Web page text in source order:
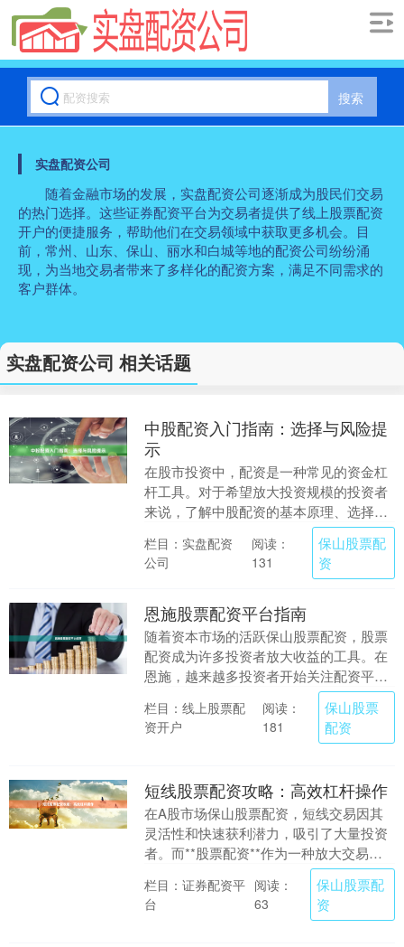
搜索
实盘配资公司
随着金融市场的发展，实盘配资公司逐渐成为股民们交易
的热门选择。这些证券配资平台为交易者提供了线上股票配资
开户的便捷服务，帮助他们在交易领域中获取更多机会。目
前，常州、山东、保山、丽水和白城等地的配资公司纷纷涌
现，为当地交易者带来了多样化的配资方案，满足不同需求的
客户群体。
实盘配资公司 相关话题
中股配资入门指南：选择与风险提
示
在股市投资中，配资是一种常见的资金杠
杆工具。对于希望放大投资规模的投资者
来说，了解中股配资的基本原理、选择方
法及潜在风险至关重要。本文将为您提供
一份简明实用的入....
栏目：实盘配资
公司
阅读：
131
保山股票配
资
恩施股票配资平台指南
随着资本市场的活跃保山股票配资，股票
配资成为许多投资者放大收益的工具。在
恩施，越来越多投资者开始关注配资平
台。然而，市场鱼龙混杂，如何选择正
规、安全的配资平台，....
栏目：线上股票配
资开户
阅读：
181
保山股票
配资
短线股票配资攻略：高效杠杆操作
在A股市场保山股票配资，短线交易因其
灵活性和快速获利潜力，吸引了大量投资
者。而**股票配资**作为一种放大交易资
金的方式，能有效提升短线操作的收益空
间。本文将为....
栏目：证券配资平
台
阅读：
63
保山股票配
资